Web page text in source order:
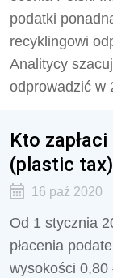
podatki
recyklingowi
Analitycy
odprowadzić w
Kto
(plastic
16 paź 2020
Od 1 stycznia
płacenia
wysokości